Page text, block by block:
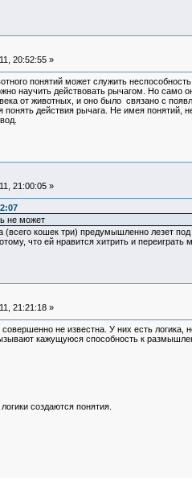
20:52:55 »
понятий может служить
научить действовать рычагом. Но само
от животных, и оно было связано с
понять действия рычага. Не имея
21:00:05 »
не может
кошек три) предумышленно лезет под
что ей нравится хитрить и переиграть
21:21:18 »
не известна. У них есть
кажущуюся способность к
создаются понятия.